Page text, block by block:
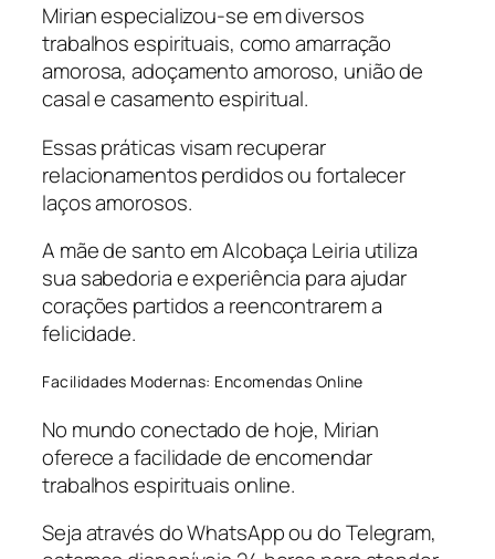
Mirian especializou-se em diversos
trabalhos espirituais, como amarração
amorosa, adoçamento amoroso, união de
casal e casamento espiritual.
Essas práticas visam recuperar
relacionamentos perdidos ou fortalecer
laços amorosos.
A mãe de santo em Alcobaça Leiria utiliza
sua sabedoria e experiência para ajudar
corações partidos a reencontrarem a
felicidade.
Facilidades Modernas: Encomendas Online
No mundo conectado de hoje, Mirian
oferece a facilidade de encomendar
trabalhos espirituais online.
Seja através do WhatsApp ou do Telegram,